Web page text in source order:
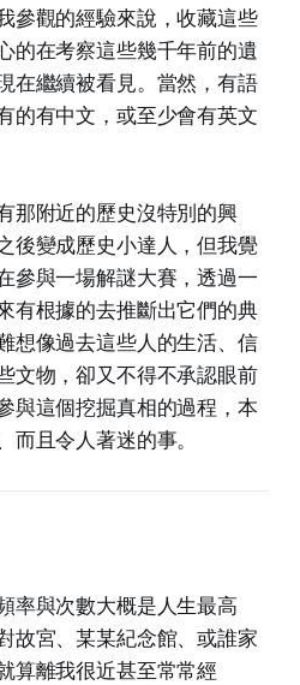
參觀的經驗來說，收藏這些
的在考察這些幾千年前的遺
在繼續被看見。當然，有語
的有中文，或至少會有英文
那附近的歷史沒特別的興
後變成歷史小達人，但我覺
參與一場解謎大賽，透過一
有根據的去推斷出它們的典
想像過去這些人的生活、信
文物，卻又不得不承認眼前
與這個挖掘真相的過程，本
而且令人著迷的事。
率與次數大概是人生最高
故宮、某某紀念館、或誰家
算離我很近甚至常常經